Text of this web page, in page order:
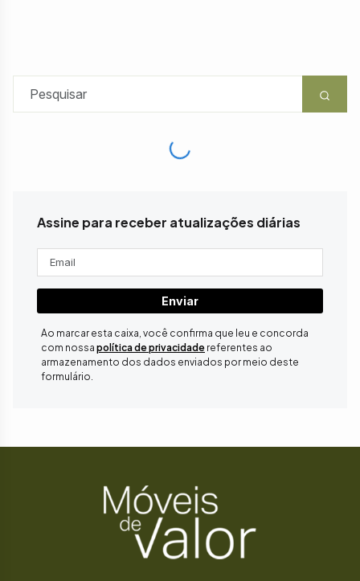
Assine para receber atualizações diárias
Enviar
Ao marcar esta caixa, você confirma que leu e concorda
com nossa política de privacidade referentes ao
armazenamento dos dados enviados por meio deste
formulário.